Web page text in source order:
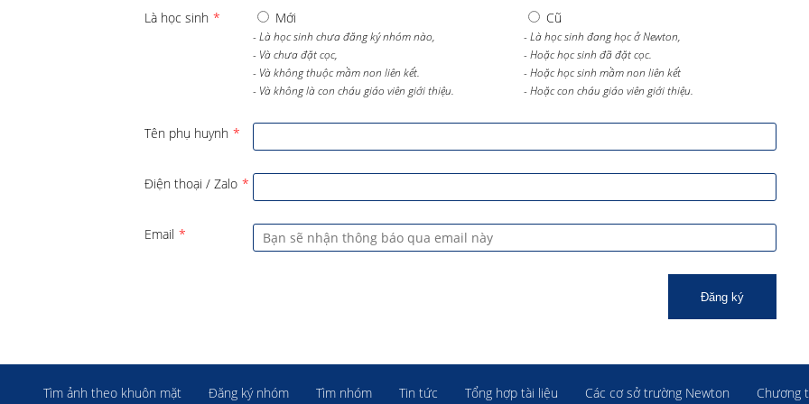
Là học sinh * Mới
- Là học sinh chưa đăng ký nhóm nào,
- Và chưa đặt cọc,
- Và không thuộc mầm non liên kết.
- Và không là con cháu giáo viên giới thiệu.
Cũ
- Là học sinh đang học ở Newton,
- Hoặc học sinh đã đặt cọc.
- Hoặc học sinh mầm non liên kết
- Hoặc con cháu giáo viên giới thiệu.
Tên phụ huynh *
Điện thoại / Zalo *
Email *
Đăng ký
Tìm ảnh theo khuôn mặt Đăng ký nhóm Tìm nhóm Tin tức Tổng hợp tài liệu Các cơ sở trường Newton Chương